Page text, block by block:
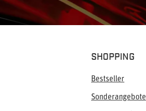
SHOPPING
Bestseller
Sonderangebote